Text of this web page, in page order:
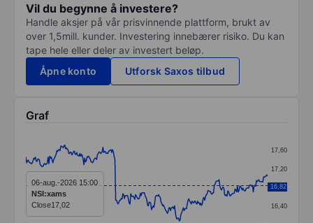
Vil du begynne å investere?
Handle aksjer på vår prisvinnende plattform, brukt av
over 1,5mill. kunder. Investering innebærer risiko. Du kan
tape hele eller deler av investert beløp.
Åpne konto
Utforsk Saxos tilbud
Graf
Line chart with 305 data points.
The chart has 1 X axis displaying categories.
The chart has 1 Y axis displaying values. Data ranges
16,40
16,80
17,20
17,60
16,82
06-aug.-2026 15:00
NSI:xams
Close17,02